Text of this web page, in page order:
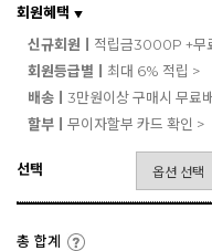
회원혜택 ▼
신규회원ㅣ 적립금3000P +무
회원등급별ㅣ 최대 6% 적립 >
배송ㅣ 3만원이상 구매시 무료
할부ㅣ 무이자할부 카드 확인 >
선택
총 합계